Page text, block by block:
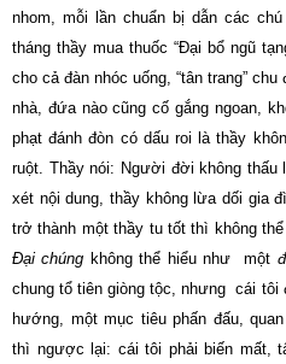
nhom, mỗi lần chuẩn bị dẫn các
tháng thầy mua thuốc “Ðại bổ ngũ
cho cả đàn nhóc uống, “tân trang”
nhà, đứa nào cũng cố gắng ngoan,
phạt đánh đòn có dấu roi là thầy
ruột. Thầy nói: Người đời không
xét nội dung, thầy không lừa dối gia
trở thành một thầy tu tốt thì không
Ðại chúng không thể hiểu như một
chung tổ tiên giòng tộc, nhưng cái
hướng, một mục tiêu phấn đấu,
thì ngược lại: cái tôi phải biến mất,